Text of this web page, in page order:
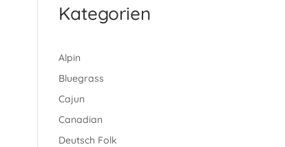
Kategorien
Alpin
Bluegrass
Cajun
Canadian
Deutsch Folk